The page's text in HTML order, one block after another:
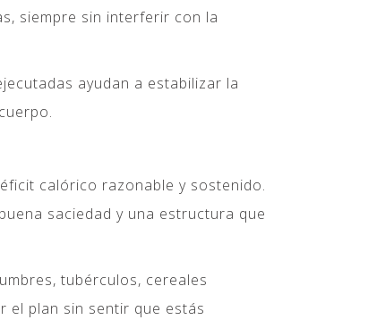
siempre sin interferir con la
ayudan a estabilizar la
calórico razonable y sostenido.
saciedad y una estructura que
tubérculos, cereales
el plan sin sentir que estás